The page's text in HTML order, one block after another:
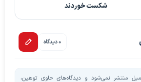
شکست خوردند
0 دیدگاه
منتشر نمی‌شود و دیدگاه‌های حاوی توهین،